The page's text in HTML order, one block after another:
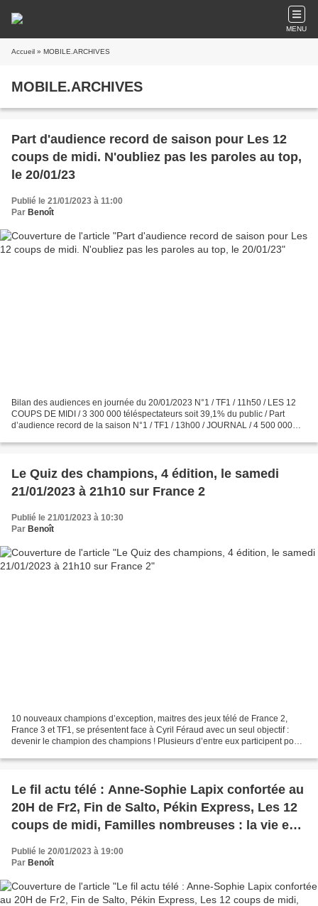
MENU
Accueil » MOBILE.ARCHIVES
MOBILE.ARCHIVES
Part d'audience record de saison pour Les 12
coups de midi. N'oubliez pas les paroles au top,
le 20/01/23
Publié le 21/01/2023 à 11:00
Par Benoît
Bilan des audiences en journée du 20/01/2023 N°1 / TF1 / 11h50 / LES 12
COUPS DE MIDI / 3 300 000 téléspectateurs soit 39,1% du public / Part
d’audience record de la saison N°1 / TF1 / 13h00 / JOURNAL / 4 500 000
Le Quiz des champions, 4 édition, le samedi
21/01/2023 à 21h10 sur France 2
Publié le 21/01/2023 à 10:30
Par Benoît
10 nouveaux champions d’exception, maitres des jeux télé de France 2,
France 3 et TF1, se présentent face à Cyril Féraud avec un seul objectif :
devenir le champion des champions ! Plusieurs d’entre eux participent pour
Le fil actu télé : Anne-Sophie Lapix confortée au
20H de Fr2, Fin de Salto, Pékin Express, Les 12
coups de midi, Familles nombreuses : la vie en
XXL, Jacques Vendroux, Festival de Luchon,
Netflix, Radio
Publié le 20/01/2023 à 19:00
Par Benoît